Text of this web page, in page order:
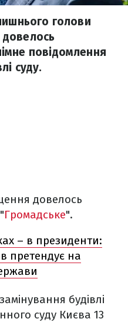
голови
повідомлення
суду.
довелось
Громадське".
– в президенти:
претендує на
будівлі
суду Києва 13